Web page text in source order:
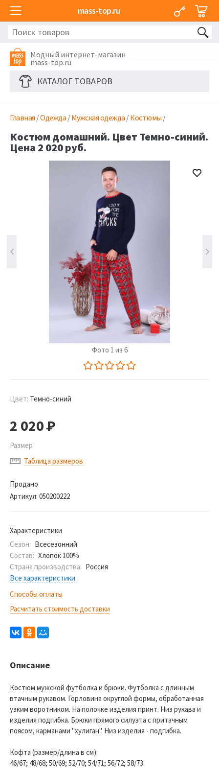
mass-top.ru
Модный интернет-магазин
mass-top.ru
КАТАЛОГ ТОВАРОВ
Главная /Одежда /Мужская одежда /Костюмы /
Костюм домашний. Цвет Темно-синий.
Цена 2 020 руб.
Фото 1 из 6
Цвет: Темно-синий
2 020Р
Размер
Таблица размеров
Продано
Артикул: 050200222
Характеристики
Сезон: Всесезонний
Состав: Хлопок 100%
Страна производства: Россия
Все характеристики
Способы оплаты
Расчитать стоимость доставки
Описание
Костюм мужской футболка и брюки. Футболка с длинным
втачным рукавом. Горловина округлой формы, обработанная
узким воротником. На полочке изделия принт. Низ рукава и
изделия подгибка. Брюки прямого силуэта с притачным
поясом, карманами "хулиган". Низ изделия - подгибка.
Кофта (размер/длина в см):
46/67; 48/68; 50/69; 52/70; 54/71; 56/72; 58/73.